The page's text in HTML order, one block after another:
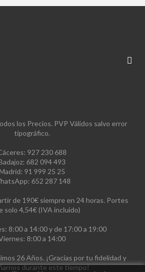
los Precios. PVP Válidos salvo error
tipográfico.
927 230 688
682 094 493
91 999 25 25
652 287 148
de 190€ siempre en 24 horas. Portes
solo 4,54€ (IVA incluido)
8:00 a 14:00 y de 17:00 a 19:00
8:00 a 14:00
26 Años. ¡Gracias por tu fidelidad y
durante este tiempo!